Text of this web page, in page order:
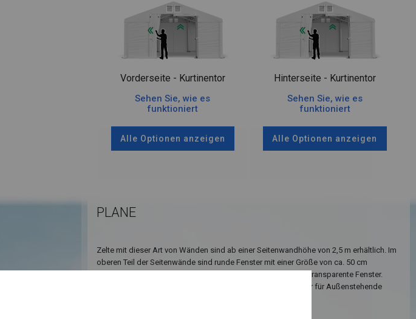
Vorderseite - Kurtinentor
Sehen Sie, wie es
funktioniert
Alle Optionen anzeigen
Hinterseite - Kurtinentor
Sehen Sie, wie es
funktioniert
Alle Optionen anzeigen
PLANE
Zelte mit dieser Art von Wänden sind ab einer Seitenwandhöhe von 2,5 m erhältlich. Im
oberen Teil der Seitenwände sind runde Fenster mit einer Größe von ca. 50 cm
angebracht. Zusätzlich hat das Dach sehr große, vollständig transparente Fenster.
Dank dieser Lösung ist das Innere des Zeltes beleuchtet, aber für Außenstehende